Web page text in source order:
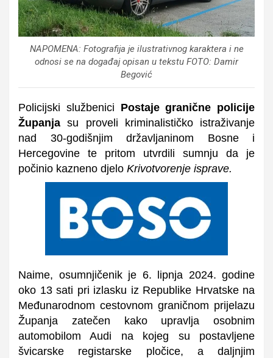
NAPOMENA: Fotografija je ilustrativnog karaktera i ne
odnosi se na događaj opisan u tekstu FOTO: Damir
Begović
Policijski službenici Postaje granične policije
Županja su proveli kriminalističko istraživanje
nad 30-godišnjim državljaninom Bosne i
Hercegovine te pritom utvrdili sumnju da je
počinio kazneno djelo Krivotvorenje isprave.
Naime, osumnjičenik je 6. lipnja 2024. godine
oko 13 sati pri izlasku iz Republike Hrvatske na
Međunarodnom cestovnom graničnom prijelazu
Županja zatečen kako upravlja osobnim
automobilom Audi na kojeg su postavljene
švicarske registarske pločice, a daljnjim